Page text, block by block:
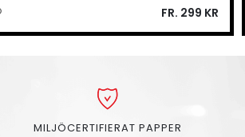
FR. 299 KR
MILJÖCERTIFIERAT PAPPER